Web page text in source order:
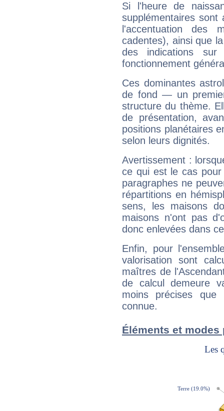
Si l'heure de
supplémentaires sont
l'accentuation des
cadentes), ainsi que
des indications sur
fonctionnement
Ces dominantes
de fond — un
structure du thème.
de présentation,
positions planétaires
selon leurs dignités.
Avertissement :
ce qui est le cas
paragraphes ne
répartitions en
sens, les maisons
maisons n'ont pas
donc enlevées dans
Enfin, pour
valorisation sont
maîtres de
de calcul demeure
moins précises que
connue.
Éléments et modes